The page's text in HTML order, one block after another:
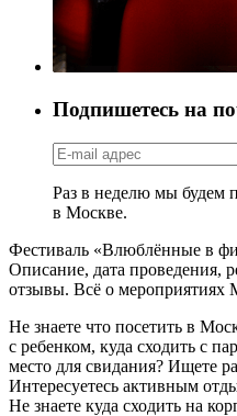
Подпишетесь на
Раз в неделю мы будем
в Москве.
Фестиваль «Влюблённые в
Описание, дата проведения,
отзывы. Всё о мероприятиях
Не знаете что посетить в
с ребенком, куда сходить с
место для свидания? Ищете
Интересуетесь активным
Не знаете куда сходить на